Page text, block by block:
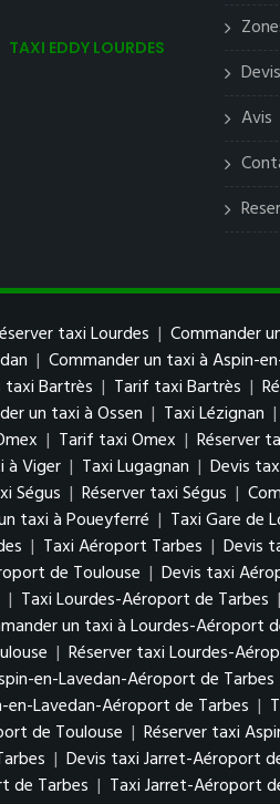
TAXI EDDY LOURDES
Devis
Avis
taxi Lourdes | Commander
| Commander un taxi à Aspin-
taxi Bartrès | Tarif taxi Bartrès |
un taxi à Ossen | Taxi Lézignan |
| Tarif taxi Omex | Réserver
à Viger | Taxi Lugagnan | Devis
Ségus | Réserver taxi Ségus |
taxi à Poueyferré | Taxi Gare de
| Taxi Aéroport Tarbes | Devis
de Toulouse | Devis taxi
| Taxi Lourdes-Aéroport de Tarbes |
un taxi à Lourdes-Aéroport
| Réserver taxi Lourdes-
en-Lavedan-Aéroport de Tarbes
Lavedan-Aéroport de Tarbes |
de Toulouse | Réserver taxi
| Devis taxi Jarret-Aéroport
de Tarbes | Taxi Jarret-Aéroport